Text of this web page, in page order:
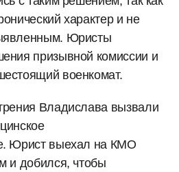
характер и не
Юристы
призывной комиссии и
военкомат.
Владислава вызвали
Юрист выехал на КМО
и добился, чтобы